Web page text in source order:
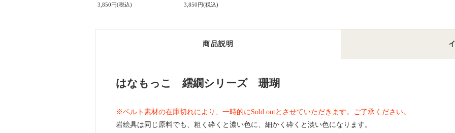
3,850円(税込)
3,850円(税込)
商品説明
はなもっこ 繧繝シリーズ 珊瑚
※ベルト素材の在庫切れにより、一時的にSold outとさせていただきます。ご了承ください。
岩絵具は同じ原料でも、粗く砕くと濃い色に、細かく砕くと淡い色になります。